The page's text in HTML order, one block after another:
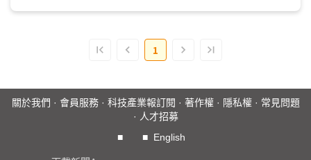
用，各醫院將推出具其專業特色的遠距醫療服務，打破地理疆
界，吸引跨區患者就診，如
亞東醫院 與遠傳電信合作，於新北
石碇、萬里區，推出糖尿病照護網，結合院內醫療資源，以
進行視力監測。
另一方面，健保署也將評估居家診療、長照服務納入遠距
醫療項目的可能性。政策推動下，醫院將加速數位轉型步伐。
除遠距醫療外，健康醫療產業結合人工智慧、大數據、AIoT
1
關於我們 · 會員服務· 科技產業報訂閱 · 著作權· 隱私權· 常見問題
· 人才招募
■
■ English